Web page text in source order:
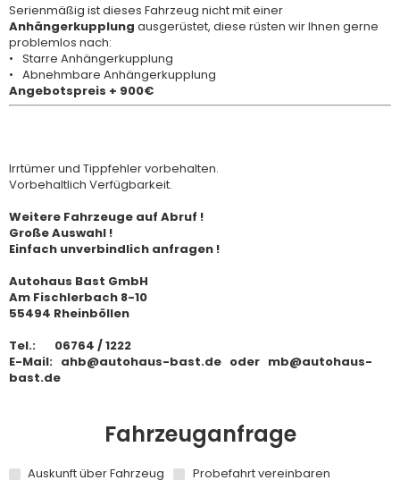
Serienmäßig ist dieses Fahrzeug nicht mit einer
Anhängerkupplung ausgerüstet, diese rüsten wir Ihnen gerne
problemlos nach:
Starre Anhängerkupplung
Abnehmbare Anhängerkupplung
Angebotspreis + 900€
Irrtümer und Tippfehler vorbehalten.
Vorbehaltlich Verfügbarkeit.
Weitere Fahrzeuge auf Abruf !
Große Auswahl !
Einfach unverbindlich anfragen !
Autohaus Bast GmbH
Am Fischlerbach 8-10
55494 Rheinböllen
Tel.: 06764 / 1222
E-Mail: ahb@autohaus-bast.de oder mb@autohaus-
bast.de
Fahrzeuganfrage
Auskunft über Fahrzeug
Probefahrt vereinbaren